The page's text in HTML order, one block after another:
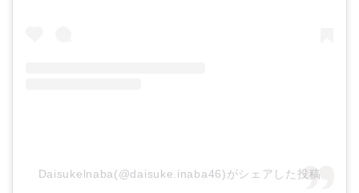
Daisukelnaba(@daisuke.inaba46)がシェアした投稿